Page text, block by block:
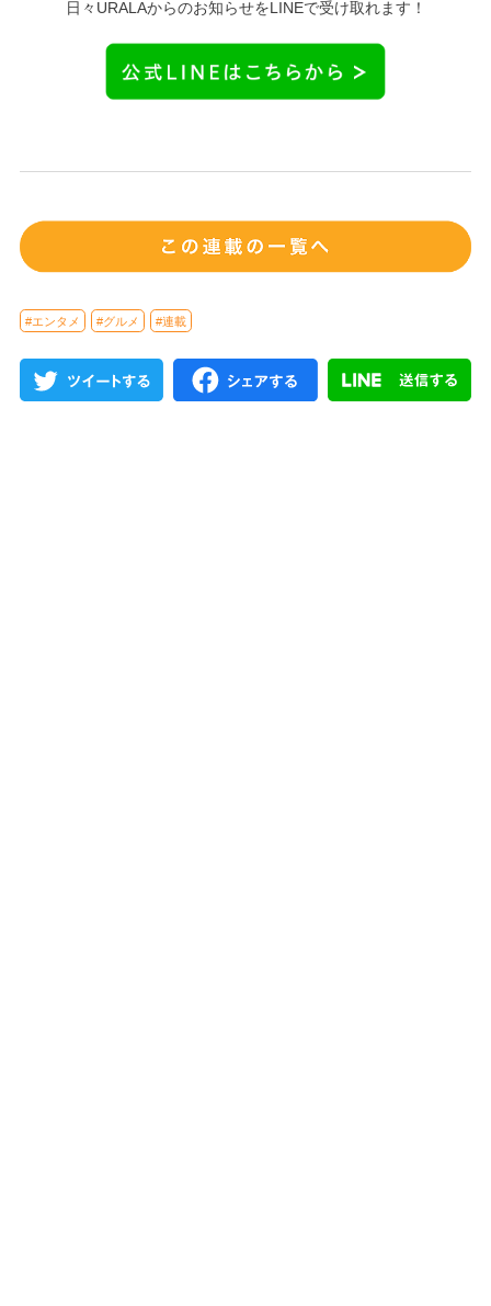
日々URALAからのお知らせをLINEで受け取れます！
#エンタメ #グルメ #連載